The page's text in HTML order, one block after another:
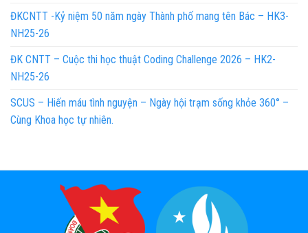
ĐKCNTT -Kỷ niệm 50 năm ngày Thành phố mang tên Bác – HK3-
NH25-26
ĐK CNTT – Cuộc thi học thuật Coding Challenge 2026 – HK2-
NH25-26
SCUS – Hiến máu tình nguyện – Ngày hội trạm sống khỏe 360° –
Cùng Khoa học tự nhiên.